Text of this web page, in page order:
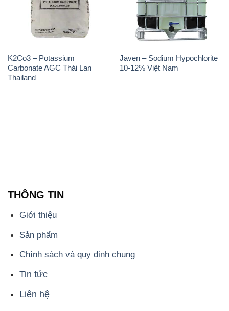
K2Co3 – Potassium
Carbonate AGC Thái Lan
Thailand
Javen – Sodium Hypochlorite
10-12% Việt Nam
THÔNG TIN
Giới thiệu
Sản phẩm
Chính sách và quy định chung
Tin tức
Liên hệ